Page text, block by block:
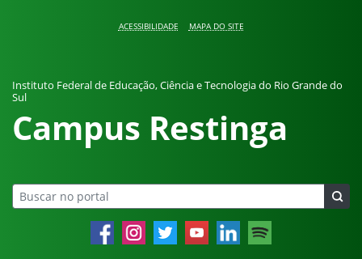
ACESSIBILIDADE MAPA DO SITE
Instituto Federal de Educação, Ciência e Tecnologia do Rio Grande do
Sul
Campus Restinga
FacebookInstagramTwitter YouTube LinkedIn Spotify